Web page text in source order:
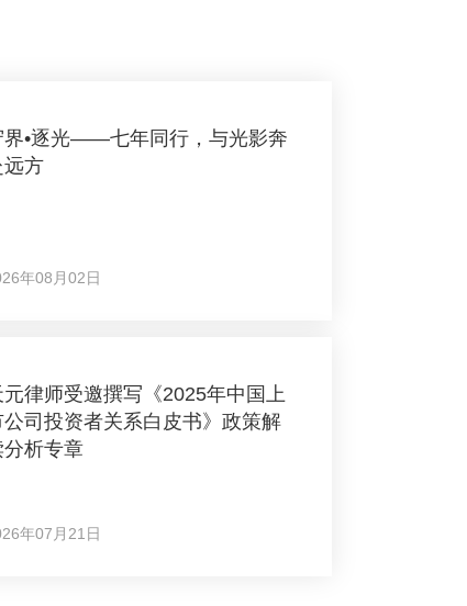
界•逐光——七年同行，与光影奔
远方
年08月02日
元律师受邀撰写《2025年中国上
公司投资者关系白皮书》政策解
分析专章
年07月21日